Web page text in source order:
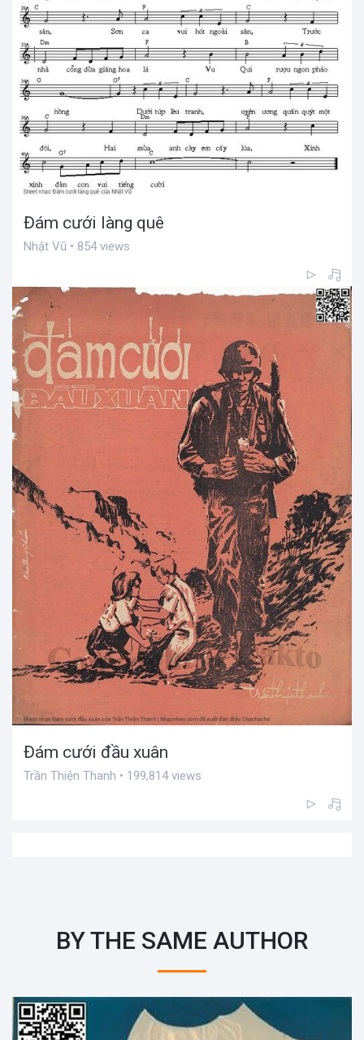
Đám cưới làng quê
Nhật Vũ • 854 views
Đám cưới đầu xuân
Trần Thiện Thanh • 199,814 views
BY THE SAME AUTHOR